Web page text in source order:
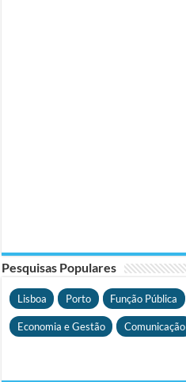
Pesquisas Populares
Lisboa Porto Função Pública
Economia e Gestão Comunicação